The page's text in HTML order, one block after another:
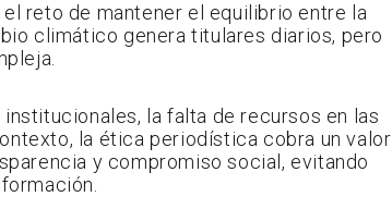
reto de mantener el equilibrio entre la
climático genera titulares diarios, pero
la falta de recursos en las
la ética periodística cobra un valor
y compromiso social, evitando